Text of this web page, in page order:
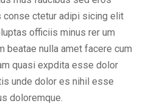
conse ctetur adipi sicing elit
officiis minus rer um
beatae nulla amet facere cum
quasi expdita esse dolor
unde dolor es nihil esse
doloremque.